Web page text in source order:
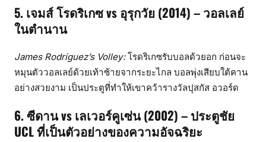
5. เจมส์ โรดริเกซ vs อุรุกวัย (2014) – วอลเลย์
ในตำนาน
James Rodríguez’s Volley:โรดริเกซรับบอลด้วยอก ก่อนจะ
หมุนตัววอลเลย์ด้วยเท้าซ้ายจากระยะไกล บอลพุ่งเสียบใต้คาน
อย่างสวยงาม เป็นประตูที่ทำให้เขาคว้ารางวัลปุสกัส อวอร์ด
6. ซีดาน vs เลเวอร์คูเซ่น (2002) – ประตูชัย
UCL ที่เป็นตัวอย่างของความอัจฉริยะ